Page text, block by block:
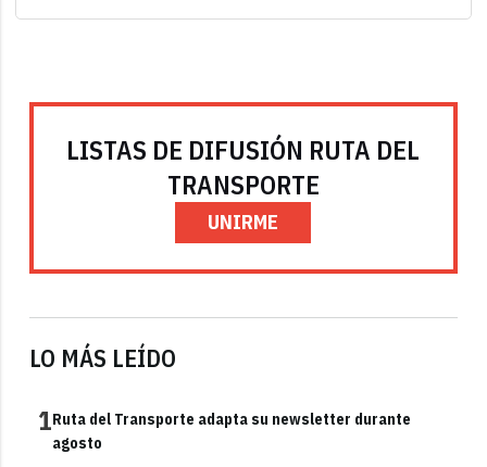
LISTAS DE DIFUSIÓN RUTA DEL
TRANSPORTE
UNIRME
LO MÁS LEÍDO
1Ruta del Transporte adapta su newsletter durante
agosto